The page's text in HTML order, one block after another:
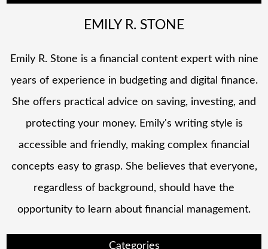
EMILY R. STONE
Emily R. Stone is a financial content expert with nine
years of experience in budgeting and digital finance.
She offers practical advice on saving, investing, and
protecting your money. Emily's writing style is
accessible and friendly, making complex financial
concepts easy to grasp. She believes that everyone,
regardless of background, should have the
opportunity to learn about financial management.
Categories